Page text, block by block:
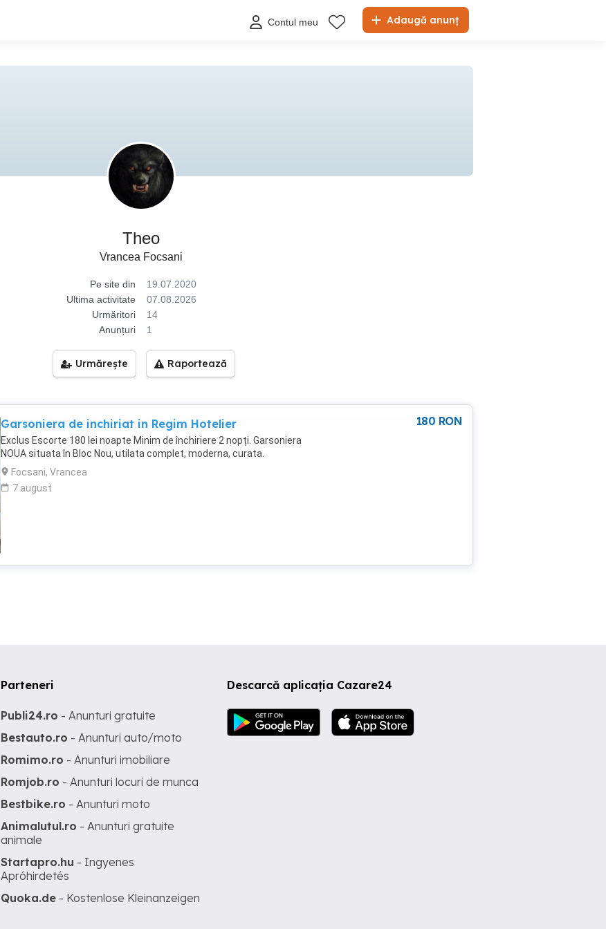
Adaugă anunț
Contul meu
Theo
Vrancea Focsani
Pe site din
19.07.2020
Ultima activitate
07.08.2026
Urmăritori
14
Anunțuri
1
Urmărește Raportează
Garsoniera de inchiriat in Regim Hotelier
Exclus Escorte 180 lei noapte Minim de închiriere 2 nopți. Garsoniera
NOUA situata în Bloc Nou, utilata complet, moderna, curata.
Focsani, Vrancea
7 august
180 RON
Descarcă aplicația Cazare24
Parteneri
Publi24.ro - Anunturi gratuite
Bestauto.ro - Anunturi auto/moto
Romimo.ro - Anunturi imobiliare
Romjob.ro - Anunturi locuri de munca
Bestbike.ro - Anunturi moto
Animalutul.ro - Anunturi gratuite
animale
Startapro.hu - Ingyenes
Apróhirdetés
Quoka.de - Kostenlose Kleinanzeigen